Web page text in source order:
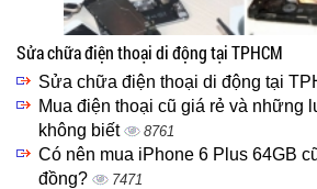
Sửa chữa điện thoại di động tại TPHCM
Sửa chữa điện thoại di động tại
Mua điện thoại cũ giá rẻ và những
không biết
8761
Có nên mua iPhone 6 Plus 64GB
đồng?
7471